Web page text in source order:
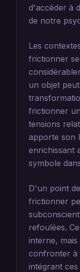
d'accéder à
de notre
Les
frictionner
un objet
frictionner
tensions
apporte son
enrichissant
symbole
D'un point
frictionner
refoulées.
interne,
confronter à
intégrant